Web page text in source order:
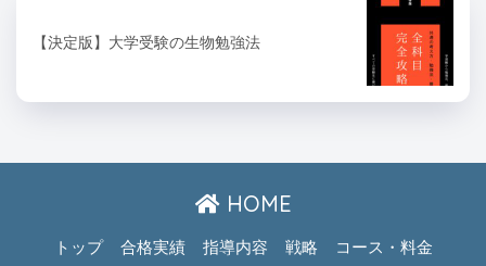
【決定版】大学受験の生物勉強法
HOME
トップ 合格実績 指導内容 戦略 コース・料金